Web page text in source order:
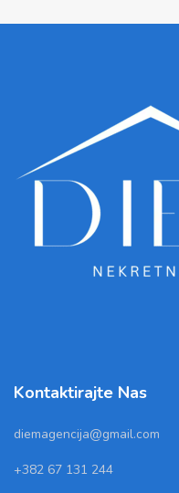
Kontaktirajte Nas
diemagencija@gmail.com
+382 67 131 244